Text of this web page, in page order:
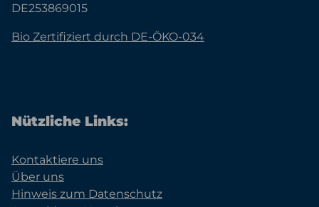
DE253869015
Bio Zertifiziert durch DE-ÖKO-034
Nützliche Links:
Kontaktiere uns
Über uns
Hinweis zum Datenschutz